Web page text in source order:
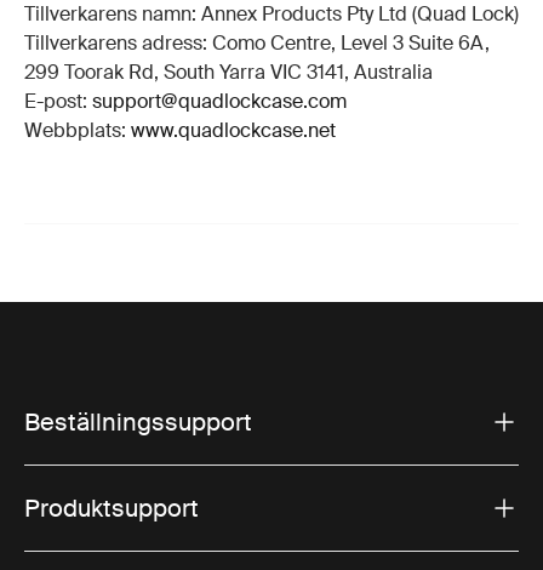
Tillverkarens namn: Annex Products Pty Ltd (Quad Lock)
Tillverkarens adress: Como Centre, Level 3 Suite 6A,
299 Toorak Rd, South Yarra VIC 3141, Australia
E-post: support@quadlockcase.com
Webbplats: www.quadlockcase.net
Beställningssupport
Produktsupport